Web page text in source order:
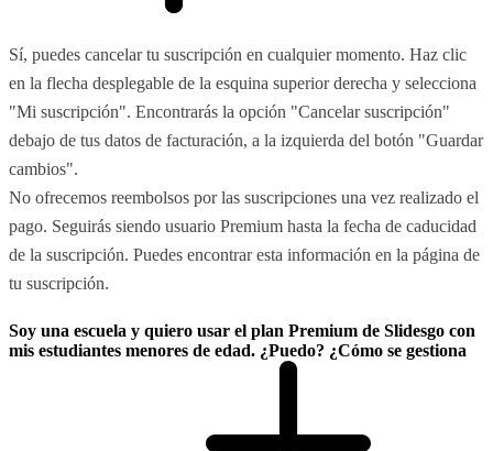
Sí, puedes cancelar tu suscripción en cualquier momento. Haz clic
en la flecha desplegable de la esquina superior derecha y selecciona
"Mi suscripción". Encontrarás la opción "Cancelar suscripción"
debajo de tus datos de facturación, a la izquierda del botón "Guardar
cambios".
No ofrecemos reembolsos por las suscripciones una vez realizado el
pago. Seguirás siendo usuario Premium hasta la fecha de caducidad
de la suscripción. Puedes encontrar esta información en la página de
tu suscripción.
Soy una escuela y quiero usar el plan Premium de Slidesgo con
mis estudiantes menores de edad. ¿Puedo? ¿Cómo se gestiona